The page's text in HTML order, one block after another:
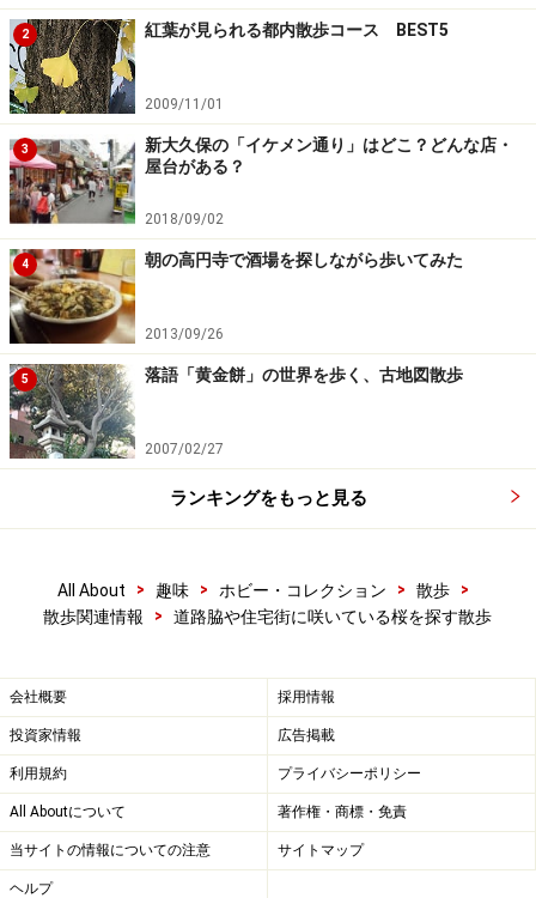
2 紅葉が見られる都内散歩コース BEST5
2009/11/01
3
新大久保の「イケメン通り」はどこ？どんな店・
屋台がある？
2018/09/02
4 朝の高円寺で酒場を探しながら歩いてみた
2013/09/26
5 落語「黄金餅」の世界を歩く、古地図散歩
2007/02/27
ランキングをもっと見る
All About > 趣味 > ホビー・コレクション > 散歩
>
散歩関連情報
> 道路脇や住宅街に咲いている桜を探す散歩
会社概要 採用情報
投資家情報 広告掲載
利用規約 プライバシーポリシー
All Aboutについて 著作権・商標・免責
当サイトの情報についての注意 サイトマップ
ヘルプ